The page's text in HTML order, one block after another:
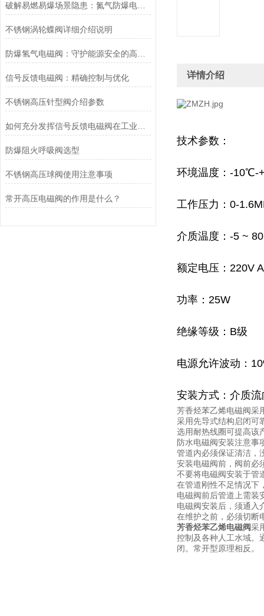
破解易燃易爆场景隐患：氮气防爆电磁阀的安全适配优化方案
不锈钢涡轮蝶阀详细介绍说明
信号反馈电磁阀：精确控制与优化
不锈钢高压针型阀介绍参数
防爆阻火呼吸阀选型
不锈钢高压球阀使用注意事项
常开高压电磁阀的作用是什么？
详情介绍
技术参数：
环境温度： -10℃-
工作压力： 0-
介质温度： -5 ~
额定电压： 220V
功率： 25W
绝缘等级： B级
电源允许波动：
安装方式：介质
芳香烃苯乙烯电磁阀采
采用先导式结构启闭可
选用耐热线圈可提高该
防水电磁阀安装注意事
管道内必须保证清洁，
安装电磁阀前，阀前必
不要将电磁阀安装于管
在管道刚性不足情况下
电磁阀前后管道上需装
电磁阀安装后，须通入
在维护之前，必须切断
芳香烃苯乙烯电磁阀采
控制及各种人工水域。
闭。常开型原理相反。